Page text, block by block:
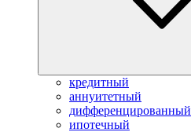
кредитный
аннуитетный
дифференцированный
ипотечный